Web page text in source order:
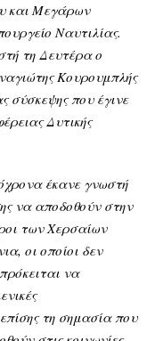
και Μεγάρων
Ναυτιλίας.
τη Δευτέρα ο
Κουρουμπλής
σύσκεψης που έγινε
Δυτικής
έκανε γνωστή
να αποδοθούν στην
των Χερσαίων
οι οποίοι δεν
να
τη σημασία που